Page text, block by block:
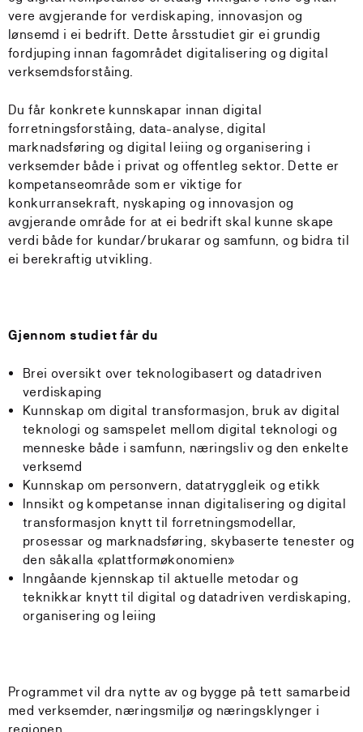
vere avgjerande for verdiskaping, innovasjon og
lønsemd i ei bedrift. Dette årsstudiet gir ei grundig
fordjuping innan fagområdet digitalisering og digital
verksemdsforståing.
Du får konkrete kunnskapar innan digital
forretningsforståing, data-analyse, digital
marknadsføring og digital leiing og organisering i
verksemder både i privat og offentleg sektor. Dette er
kompetanseområde som er viktige for
konkurransekraft, nyskaping og innovasjon og
avgjerande område for at ei bedrift skal kunne skape
verdi både for kundar/brukarar og samfunn, og bidra til
ei berekraftig utvikling.
Gjennom studiet får du
Brei oversikt over teknologibasert og datadriven
verdiskaping
Kunnskap om digital transformasjon, bruk av digital
teknologi og samspelet mellom digital teknologi og
menneske både i samfunn, næringsliv og den enkelte
verksemd
Kunnskap om personvern, datatryggleik og etikk
Innsikt og kompetanse innan digitalisering og digital
transformasjon knytt til forretningsmodellar,
prosessar og marknadsføring, skybaserte tenester og
den såkalla «plattformøkonomien»
Inngåande kjennskap til aktuelle metodar og
teknikkar knytt til digital og datadriven verdiskaping,
organisering og leiing
Programmet vil dra nytte av og bygge på tett samarbeid
med verksemder, næringsmiljø og næringsklynger i